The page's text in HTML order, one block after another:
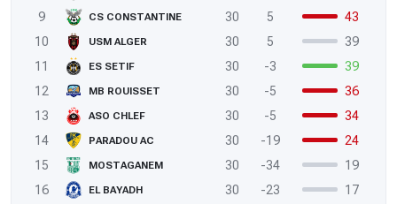
9
CS CONSTANTINE 30 5
43
10
USM ALGER 30 5
39
11
ES SETIF 30 -3
39
12
MB ROUISSET 30 -5
36
13
ASO CHLEF 30 -5
34
14
PARADOU AC 30 -19
24
15
MOSTAGANEM 30 -34
19
16
EL BAYADH 30 -23 17